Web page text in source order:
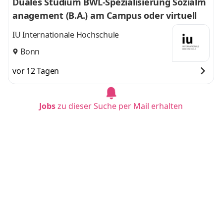
anagement (B.A.) am Campus oder virtuell
IU Internationale Hochschule
Bonn
vor 12 Tagen
Jobszu dieser Suche per Mail erhalten